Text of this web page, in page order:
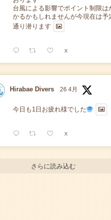
台風による影響でポイント制限は
かるかもしれませんが今現在は予
通り潜ります
X
Hirabae Divers 26 4月
今日も1日お疲れ様でした
X
さらに読み込む